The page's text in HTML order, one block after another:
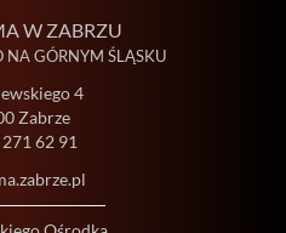
W ZABRZU
NA GÓRNYM ŚLĄSKU
4
Zabrze
62 91